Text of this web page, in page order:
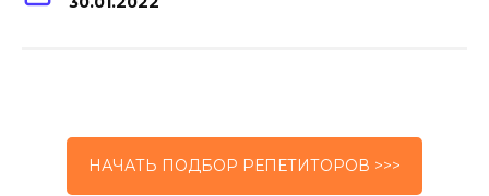
НАЧАТЬ ПОДБОР РЕПЕТИТОРОВ >>>